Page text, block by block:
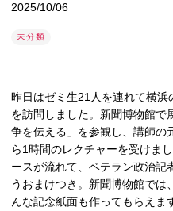
2025/10/06
未分類
昨日はゼミ生21人を連れて横浜
を訪問しました。新聞博物館
争を伝える」を参観し、講師の
ら1時間のレクチャーを受けま
ースが流れて、ベテラン政治記
うおまけつき。新聞博物館では
んな記念紙面も作ってもらえま